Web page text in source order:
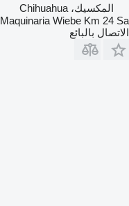
المكسيك، Chihuahua
Maquinaria Wiebe Km 24 Sa
الاتصال بالبائع